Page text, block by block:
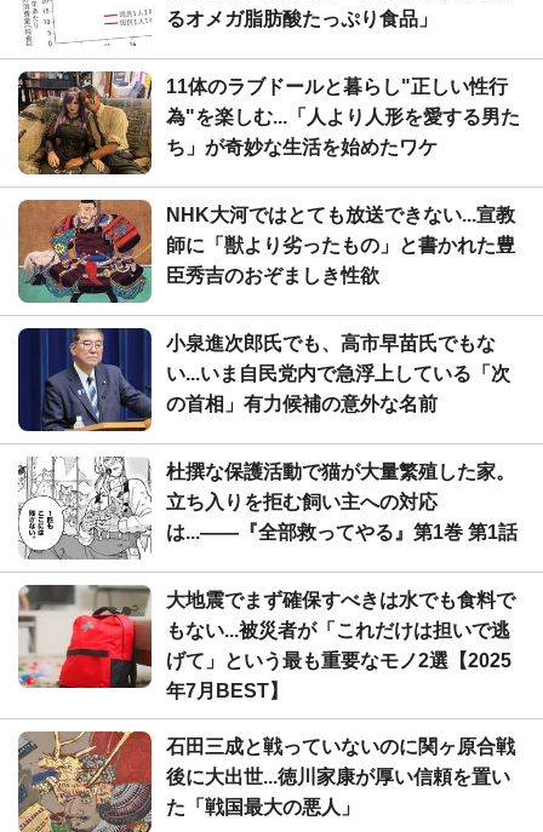
るオメガ脂肪酸たっぷり食品」
11体のラブドールと暮らし"正しい性行
為"を楽しむ...「人より人形を愛する男た
ち」が奇妙な生活を始めたワケ
NHK大河ではとても放送できない...宣教
師に「獣より劣ったもの」と書かれた豊
臣秀吉のおぞましき性欲
小泉進次郎氏でも、高市早苗氏でもな
い...いま自民党内で急浮上している「次
の首相」有力候補の意外な名前
杜撰な保護活動で猫が大量繁殖した家。
立ち入りを拒む飼い主への対応
は...――『全部救ってやる』第1巻 第1話
大地震でまず確保すべきは水でも食料で
もない...被災者が「これだけは担いで逃
げて」という最も重要なモノ2選【2025
年7月BEST】
石田三成と戦っていないのに関ヶ原合戦
後に大出世...徳川家康が厚い信頼を置い
た「戦国最大の悪人」